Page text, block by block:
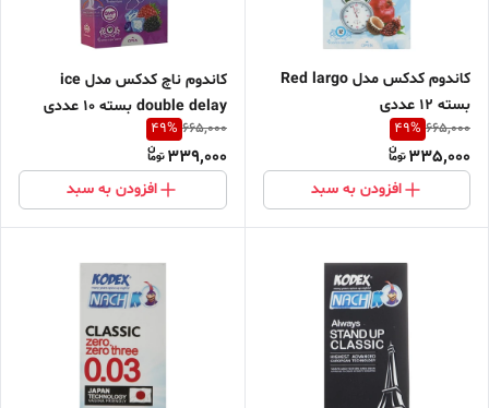
کاندوم کدکس مدل Red largo
بسته 12 عددی
665,000
49%
335,000
افزودن به سبد
کاندوم ناچ کدکس مدل ice
double delay بسته 10 عددی
665,000
49%
339,000
افزودن به سبد